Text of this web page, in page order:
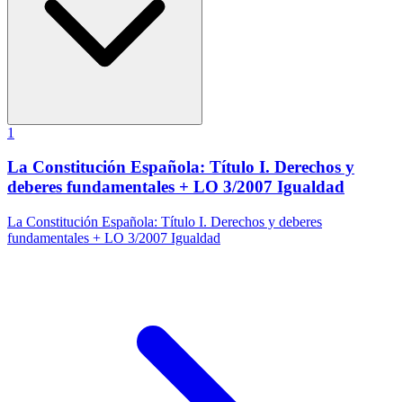
1
La Constitución Española: Título I. Derechos y
deberes fundamentales + LO 3/2007 Igualdad
La Constitución Española: Título I. Derechos y deberes
fundamentales + LO 3/2007 Igualdad